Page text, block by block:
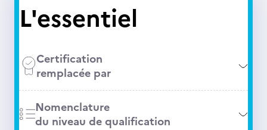
L'essentiel
Certification
remplacée par
Nomenclature
du niveau de qualification